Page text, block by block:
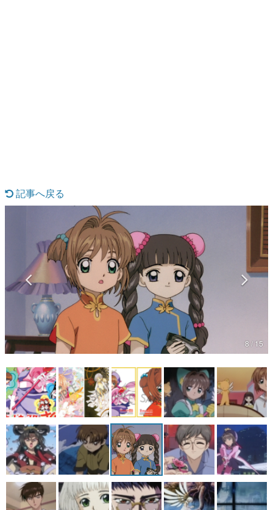
なんでゲームは面白い？
ゲーム開発者・hamatsu氏がゲームの魅力を画面や操作の
具体的な形から解き明かしていく、硬派で骨太な評論連載
です。
ゲームが変えた日本語
「経験値」「裏技」「ラスボス」… ゲームにまつわる言葉
の起源や用法の変遷を、コンピューター文化史研究家・タ
イニーP氏が徹底調査。
カテゴリ
特集記事
マンガ
女性向け
アプリレビュー
その他
電ファミニコゲーマーとは？
運営：株式会社マレ
記事へ戻る
8 / 15